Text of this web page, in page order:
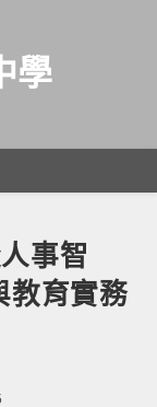
學
事智
教育實務